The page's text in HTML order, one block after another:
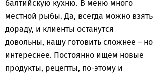
балтийскую кухню. В меню много
местной рыбы. Да, всегда можно взять
дораду, и клиенты останутся
довольны, нашу готовить сложнее – но
интереснее. Постоянно ищем новые
продукты, рецепты, по-этому и